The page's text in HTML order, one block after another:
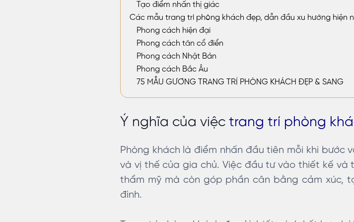
Tạo điểm nhấn thị giác
Các mẫu trang trí phòng khách đẹp, dẫn đầu xu hướng hiện
Phong cách hiện đại
Phong cách tân cổ điển
Phong cách Nhật Bản
Phong cách Bắc Âu
75 MẪU GƯƠNG TRANG TRÍ PHÒNG KHÁCH ĐẸP & SANG
Ý nghĩa của việc trang trí phòng
Phòng khách là điểm nhấn đầu tiên mỗi khi bước
và vị thế của gia chủ. Việc đầu tư vào thiết kế và
thẩm mỹ mà còn góp phần cân bằng cảm xúc,
đình.